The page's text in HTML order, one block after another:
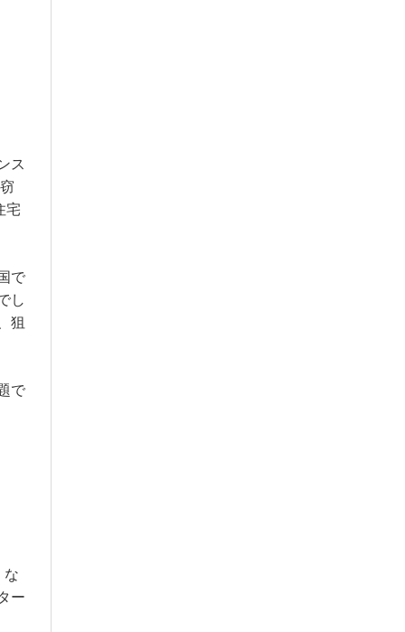
ス
宅
で
し
狙
で
な
ー